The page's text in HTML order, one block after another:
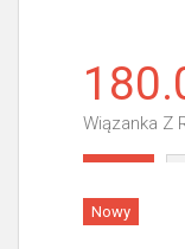
Wiązanka Z
Nowy